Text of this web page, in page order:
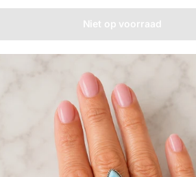
Niet op voorraad